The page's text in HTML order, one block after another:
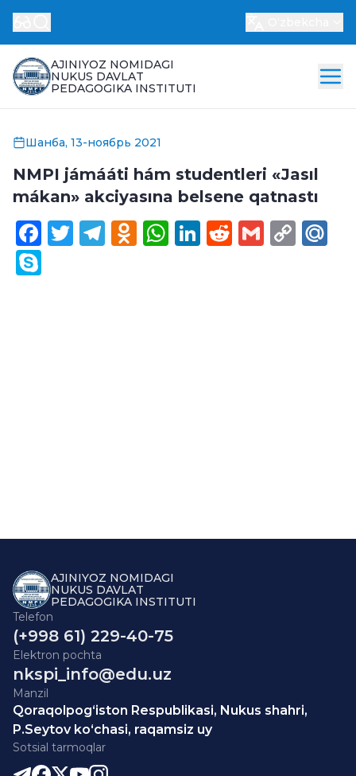
AJINIYOZ NOMIDAGI
NUKUS DAVLAT
PEDAGOGIKA INSTITUTI
Шанба, 13-ноябрь 2021
NMPI jámááti hám studentleri «Jasıl
mákan» akciyasına belsene qatnastı
Facebook
Twitter
Telegram
Odnoklassniki
WhatsApp
LinkedIn
Reddit
Gmail
AJINIYOZ NOMIDAGI
NUKUS DAVLAT
PEDAGOGIKA INSTITUTI
Telefon
(+998 61) 229-40-75
Elektron pochta
nkspi_info@edu.uz
Manzil
Qoraqolpog‘iston Respublikasi, Nukus shahri,
P.Seytov ko‘chasi, raqamsiz uy
Sotsial tarmoqlar